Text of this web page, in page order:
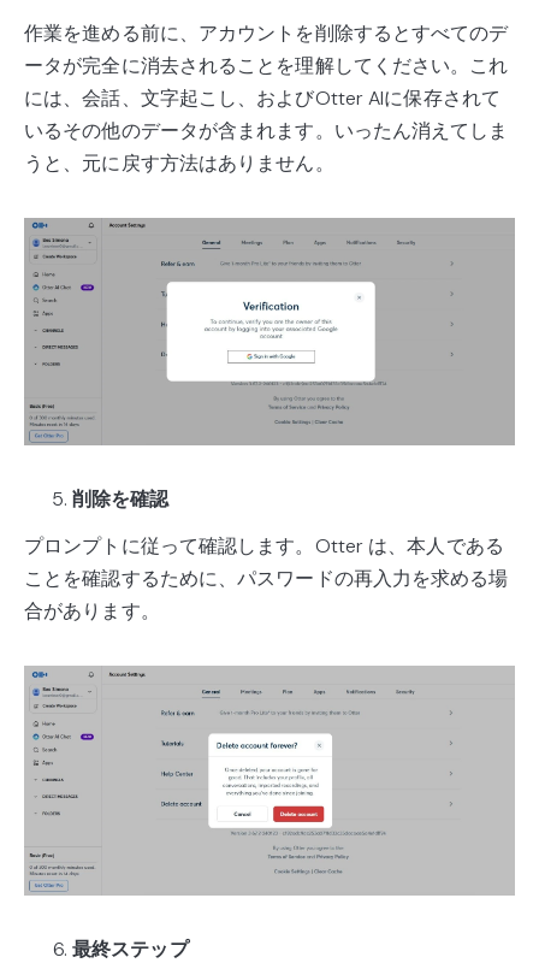
作業を進める前に、アカウントを削除するとすべてのデ
ータが完全に消去されることを理解してください。これ
には、会話、文字起こし、およびOtter AIに保存されて
いるその他のデータが含まれます。いったん消えてしま
うと、元に戻す方法はありません。
削除を確認
プロンプトに従って確認します。Otter は、本人である
ことを確認するために、パスワードの再入力を求める場
合があります。
最終ステップ